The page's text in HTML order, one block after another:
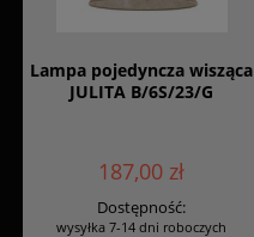
Lampa pojedyncza wisząca
JULITA B/6S/23/G
187,00 zł
Dostępność:
wysyłka 7-14 dni roboczych